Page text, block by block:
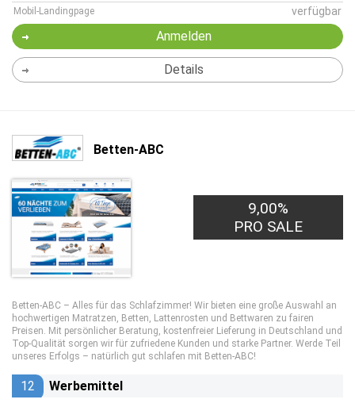
Mobil-Landingpage verfügbar
Anmelden
Details
Betten-ABC
9,00%
PRO SALE
Betten-ABC – Alles für das Schlafzimmer! Wir bieten eine große Auswahl an
hochwertigen Matratzen, Betten, Lattenrosten und Bettwaren zu fairen
Preisen. Mit persönlicher Beratung, kostenfreier Lieferung in Deutschland und
Top-Qualität sorgen wir für zufriedene Kunden und starke Partner. Werde Teil
unseres Erfolgs – natürlich gut schlafen mit Betten-ABC!
12 Werbemittel